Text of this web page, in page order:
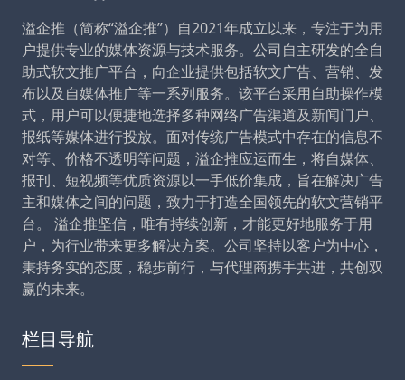
溢企推（简称“溢企推”）自2021年成立以来，专注于为用
户提供专业的媒体资源与技术服务。公司自主研发的全自
助式软文推广平台，向企业提供包括软文广告、营销、发
布以及自媒体推广等一系列服务。该平台采用自助操作模
式，用户可以便捷地选择多种网络广告渠道及新闻门户、
报纸等媒体进行投放。面对传统广告模式中存在的信息不
对等、价格不透明等问题，溢企推应运而生，将自媒体、
报刊、短视频等优质资源以一手低价集成，旨在解决广告
主和媒体之间的问题，致力于打造全国领先的软文营销平
台。 溢企推坚信，唯有持续创新，才能更好地服务于用
户，为行业带来更多解决方案。公司坚持以客户为中心，
秉持务实的态度，稳步前行，与代理商携手共进，共创双
赢的未来。
栏目导航